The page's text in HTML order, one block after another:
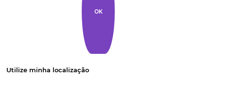
OK
Utilize minha localização